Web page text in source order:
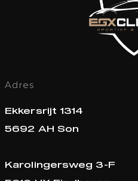
Adres
Ekkersrijt 1314
5692 AH Son
Karolingersweg 3-F